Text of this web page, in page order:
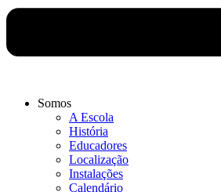
Somos
A Escola
História
Educadores
Localização
Instalações
Calendário